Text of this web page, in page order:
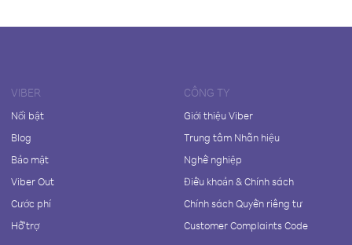
VIBER
Nổi bật
Blog
Bảo mật
Viber Out
Cước phí
Hỗ trợ
CÔNG TY
Giới thiệu Viber
Trung tâm Nhãn hiệu
Nghề nghiệp
Điều khoản & Chính sách
Chính sách Quyền riêng tư
Customer Complaints Code